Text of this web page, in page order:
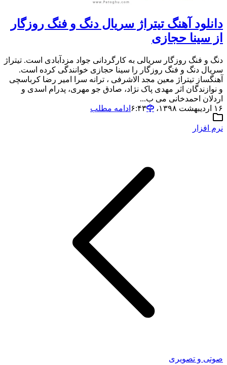
دانلود آهنگ تیتراژ سریال دنگ و فنگ روزگار
از سینا حجازی
دنگ و فنگ روزگار سریالی به کارگردانی جواد مزدآبادی است. تیتراژ
سریال دنگ و فنگ روزگار را سینا حجازی خوانندگی کرده است.
آهنگساز تیتراژ معین مجد الاشرفی ، ترانه سرا امیر رضا کرباسچی
و نوازندگان اثر مهدی پاک نژاد، صادق جو مهری، پدرام اسدی و
اردلان احمدخانی می ب...
۱۶ اردیبهشت ۱۳۹۸،‏ ۶:۴۳
ادامه مطلب
نرم افزار
صوتی و تصویری